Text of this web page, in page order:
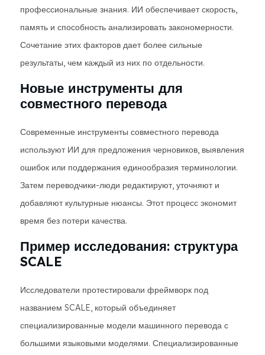
профессиональные знания. ИИ обеспечивает скорость,
память и способность анализировать закономерности.
Сочетание этих факторов дает более сильные
результаты, чем каждый из них по отдельности.
Новые инструменты для
совместного перевода
Современные инструменты совместного перевода
используют ИИ для предложения черновиков, выявления
ошибок или поддержания единообразия терминологии.
Затем переводчики-люди редактируют, уточняют и
добавляют культурные нюансы. Этот процесс экономит
время без потери качества.
Пример исследования: структура
SCALE
Исследователи протестировали фреймворк под
названием SCALE, который объединяет
специализированные модели машинного перевода с
большими языковыми моделями. Специализированные